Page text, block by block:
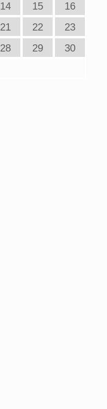
14 15
16
21 22
23
28 29
30